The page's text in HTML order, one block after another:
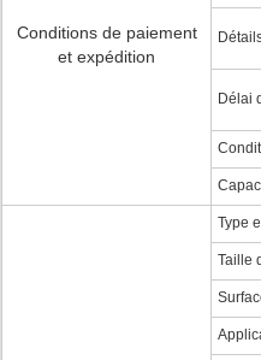
Conditions de paiement
et expédition
Délai
Type
Taille